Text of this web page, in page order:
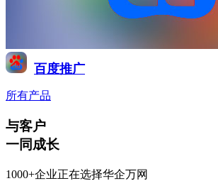
百度推广
所有产品
与客户
一同成长
1000+企业正在选择华企万网